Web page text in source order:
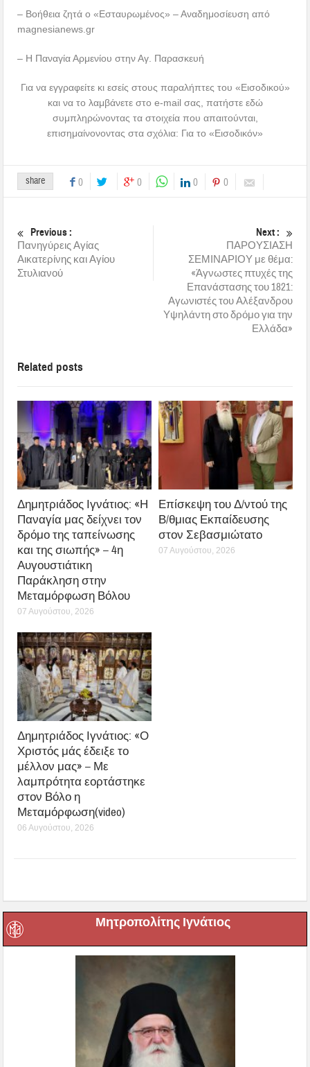
– Βοήθεια ζητά ο «Εσταυρωμένος» – Αναδημοσίευση από
magnesianews.gr
– Η Παναγία Αρμενίου στην Αγ. Παρασκευή
Για να εγγραφείτε κι εσείς στους παραλήπτες του «Εισοδικού»
και να το λαμβάνετε στο e-mail σας, πατήστε εδώ
συμπληρώνοντας τα στοιχεία που απαιτούνται,
επισημαίνονοντας στα σχόλια: Για το «Εισοδικόν»
share 0 0 0 0
Previous :
Πανηγύρεις Αγίας
Αικατερίνης και Αγίου
Στυλιανού
Next :
ΠΑΡΟΥΣΙΑΣΗ
ΣΕΜΙΝΑΡΙΟΥ με θέμα:
«Άγνωστες πτυχές της
Επανάστασης του 1821:
Αγωνιστές του Αλέξανδρου
Υψηλάντη στο δρόμο για την
Ελλάδα»
Related posts
Δημητριάδος Ιγνάτιος: «Η
Παναγία μας δείχνει τον
δρόμο της ταπείνωσης
και της σιωπής» – 4η
Αυγουστιάτικη
Παράκληση στην
Μεταμόρφωση Βόλου
07 Αυγούστου, 2026
Επίσκεψη του Δ/ντού της
Β/θμιας Εκπαίδευσης
στον Σεβασμιώτατο
07 Αυγούστου, 2026
Δημητριάδος Ιγνάτιος: «Ο
Χριστός μάς έδειξε το
μέλλον μας» – Με
λαμπρότητα εορτάστηκε
στον Βόλο η
Μεταμόρφωση(video)
06 Αυγούστου, 2026
Μητροπολίτης Ιγνάτιος